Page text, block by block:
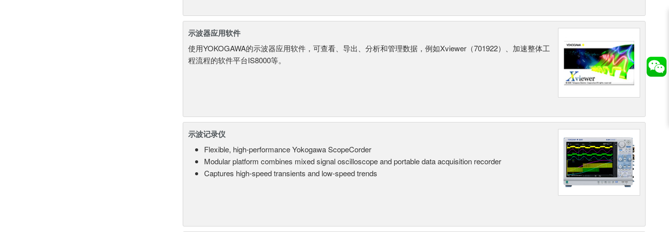
示波器应用软件
使用YOKOGAWA的示波器应用软件，可查看、导出、分析和管理数据，例如Xviewer（701922）、加速整体工
程流程的软件平台IS8000等。
示波记录仪
Flexible, high-performance Yokogawa ScopeCorder
Modular platform combines mixed signal oscilloscope and portable data acquisition recorder
Captures high-speed transients and low-speed trends